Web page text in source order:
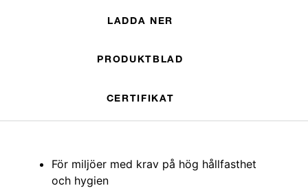
LADDA NER
PRODUKTBLAD
CERTIFIKAT
För miljöer med krav på hög hållfasthet
och hygien